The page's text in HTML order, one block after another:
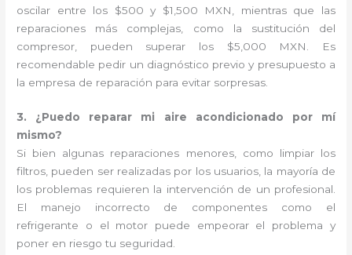
oscilar entre los $500 y $1,500 MXN, mientras que las
reparaciones más complejas, como la sustitución del
compresor, pueden superar los $5,000 MXN. Es
recomendable pedir un diagnóstico previo y presupuesto a
la empresa de reparación para evitar sorpresas.
3. ¿Puedo reparar mi aire acondicionado por mí
mismo?
Si bien algunas reparaciones menores, como limpiar los
filtros, pueden ser realizadas por los usuarios, la mayoría de
los problemas requieren la intervención de un profesional.
El manejo incorrecto de componentes como el
refrigerante o el motor puede empeorar el problema y
poner en riesgo tu seguridad.